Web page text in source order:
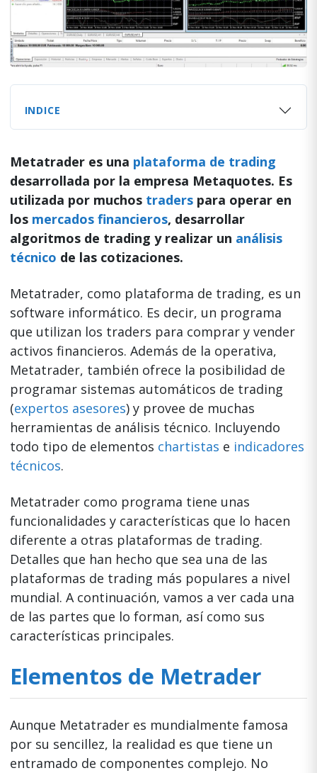
INDICE
Metatrader es una plataforma de trading
desarrollada por la empresa Metaquotes. Es
utilizada por muchos traderspara operar en
los mercados financieros, desarrollar
algoritmos de trading y realizar un análisis
técnico de las cotizaciones.
Metatrader, como plataforma de trading, es un
software informático. Es decir, un programa
que utilizan los traders para comprar y vender
activos financieros. Además de la operativa,
Metatrader, también ofrece la posibilidad de
programar sistemas automáticos de trading
(expertos asesores) y provee de muchas
herramientas de análisis técnico. Incluyendo
todo tipo de elementos chartistas e indicadores
técnicos.
Metatrader como programa tiene unas
funcionalidades y características que lo hacen
diferente a otras plataformas de trading.
Detalles que han hecho que sea una de las
plataformas de trading más populares a nivel
mundial. A continuación, vamos a ver cada una
de las partes que lo forman, así como sus
características principales.
Elementos de Metrader
Aunque Metatrader es mundialmente famosa
por su sencillez, la realidad es que tiene un
entramado de componentes complejo. No